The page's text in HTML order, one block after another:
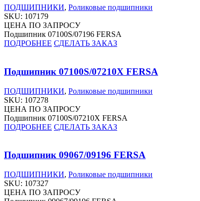
ПОДШИПНИКИ, Роликовые подшипники
SKU: 107179
ЦЕНА ПО ЗАПРОСУ
Подшипник 07100S/07196 FERSA
ПОДРОБНЕЕ СДЕЛАТЬ ЗАКАЗ
Подшипник 07100S/07210X FERSA
ПОДШИПНИКИ, Роликовые подшипники
SKU: 107278
ЦЕНА ПО ЗАПРОСУ
Подшипник 07100S/07210X FERSA
ПОДРОБНЕЕ СДЕЛАТЬ ЗАКАЗ
Подшипник 09067/09196 FERSA
ПОДШИПНИКИ, Роликовые подшипники
SKU: 107327
ЦЕНА ПО ЗАПРОСУ